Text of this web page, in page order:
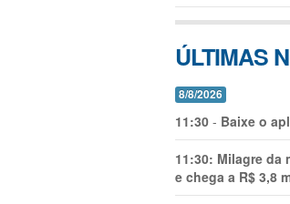
ÚLTIMAS
8/8/2026
11:30 - Baixe o
11:30: Milagre da
e chega a R$ 3,8